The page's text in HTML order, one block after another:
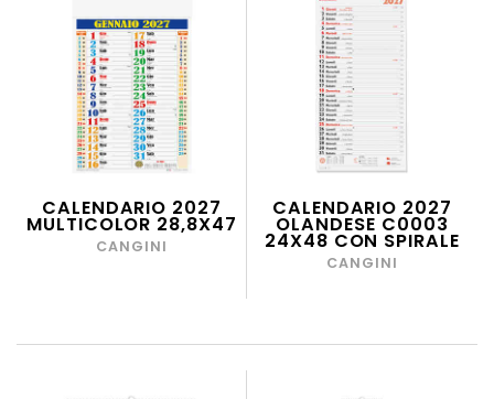
CALENDARIO 2027
MULTICOLOR 28,8X47
CANGINI
CALENDARIO 2027
OLANDESE C0003
24X48 CON SPIRALE
CANGINI